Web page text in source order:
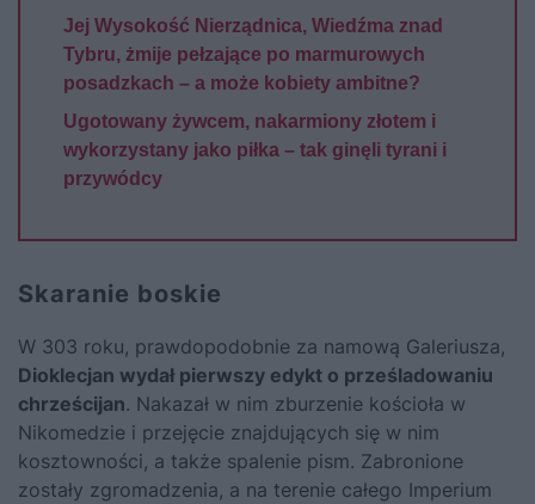
Jej Wysokość Nierządnica, Wiedźma znad
Tybru, żmije pełzające po marmurowych
posadzkach – a może kobiety ambitne?
Ugotowany żywcem, nakarmiony złotem i
wykorzystany jako piłka – tak ginęli tyrani i
przywódcy
Skaranie boskie
W 303 roku, prawdopodobnie za namową Galeriusza,
Dioklecjan wydał pierwszy edykt o prześladowaniu
chrześcijan. Nakazał w nim zburzenie kościoła w
Nikomedzie i przejęcie znajdujących się w nim
kosztowności, a także spalenie pism. Zabronione
zostały zgromadzenia, a na terenie całego Imperium